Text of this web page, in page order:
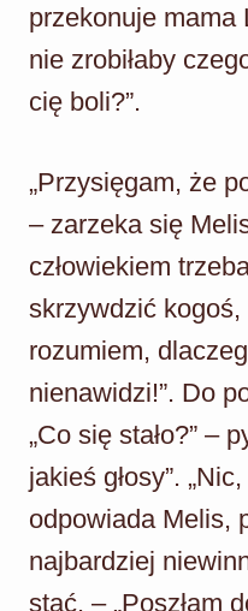
przekonuje mama
nie zrobiłaby
cię boli?”.
„Przysięgam, że
– zarzeka się
człowiekiem
skrzywdzić kogoś,
rozumiem,
nienawidzi!”. Do
„Co się stało?” –
jakieś głosy”.
odpowiada Melis,
najbardziej
stać. – „Poszłam